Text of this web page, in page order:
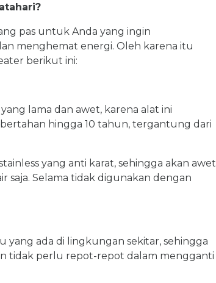
pas untuk Anda yang ingin
menghemat energi. Oleh karena itu
berikut ini:
lama dan awet, karena alat ini
bertahan hingga 10 tahun, tergantung dari
yang anti karat, sehingga akan awet
saja. Selama tidak digunakan dengan
yang ada di lingkungan sekitar, sehingga
tidak perlu repot-repot dalam mengganti